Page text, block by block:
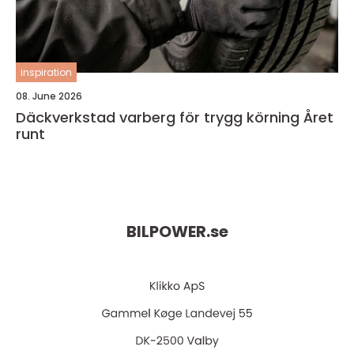
inspiration
08. June 2026
Däckverkstad varberg för trygg körning Året
runt
BILPOWER.se